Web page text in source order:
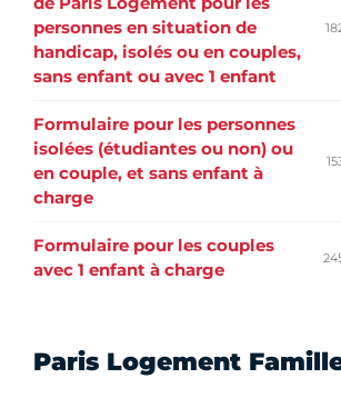
personnes en situation de
handicap, isolés ou en couples,
sans enfant ou avec 1 enfant
Formulaire pour les personnes
isolées (étudiantes ou non) ou
en couple, et sans enfant à
charge
Formulaire pour les couples
avec 1 enfant à charge
Paris Logement